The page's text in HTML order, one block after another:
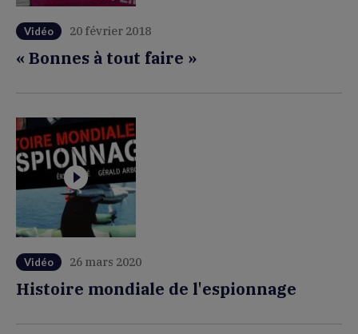
Vidéo 20 février 2018
« Bonnes à tout faire »
Vidéo 26 mars 2020
Histoire mondiale de l'espionnage